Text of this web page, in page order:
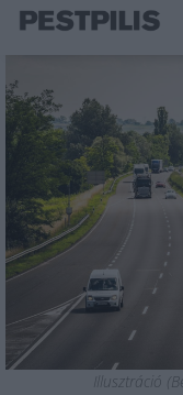
Illusztráció